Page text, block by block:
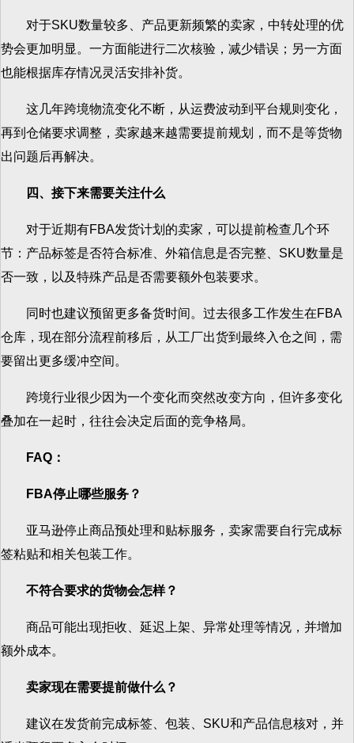
对于SKU数量较多、产品更新频繁的卖家，中转处理的优
势会更加明显。一方面能进行二次核验，减少错误；另一方面
也能根据库存情况灵活安排补货。
这几年跨境物流变化不断，从运费波动到平台规则变化，
再到仓储要求调整，卖家越来越需要提前规划，而不是等货物
出问题后再解决。
四、接下来需要关注什么
对于近期有FBA发货计划的卖家，可以提前检查几个环
节：产品标签是否符合标准、外箱信息是否完整、SKU数量是
否一致，以及特殊产品是否需要额外包装要求。
同时也建议预留更多备货时间。过去很多工作发生在FBA
仓库，现在部分流程前移后，从工厂出货到最终入仓之间，需
要留出更多缓冲空间。
跨境行业很少因为一个变化而突然改变方向，但许多变化
叠加在一起时，往往会决定后面的竞争格局。
FAQ ：
FBA停止哪些服务？
亚马逊停止商品预处理和贴标服务，卖家需要自行完成标
签粘贴和相关包装工作。
不符合要求的货物会怎样？
商品可能出现拒收、延迟上架、异常处理等情况，并增加
额外成本。
卖家现在需要提前做什么？
建议在发货前完成标签、包装、SKU和产品信息核对，并